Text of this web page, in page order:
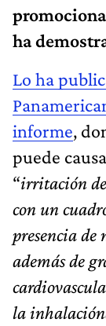
ha
Lo ha
informe,
puede
“irritación de
con un
presencia de
además de
la